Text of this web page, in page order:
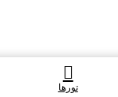
تورها